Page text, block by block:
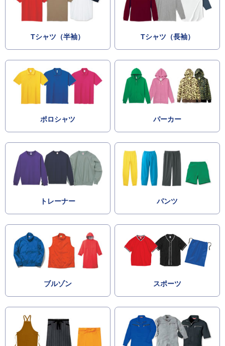
Tシャツ（半袖） Tシャツ（長袖）
ポロシャツ パーカー
トレーナー パンツ
ブルゾン スポーツ